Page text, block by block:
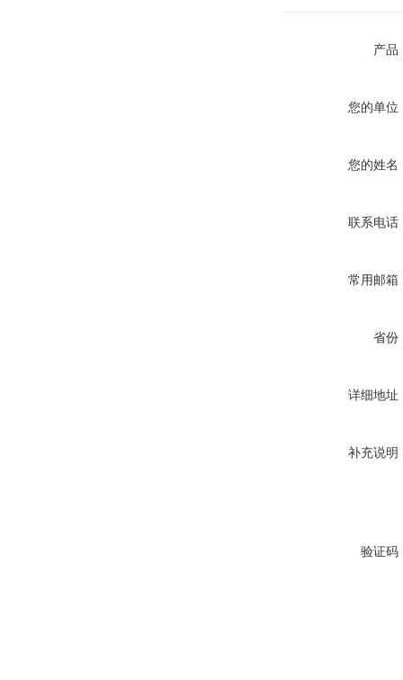
产品
您的单位
您的姓名
联系电话
常用邮箱
省份
详细地址
补充说明
验证码